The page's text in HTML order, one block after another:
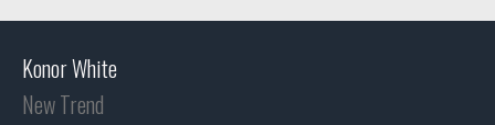
Konor White
New Trend